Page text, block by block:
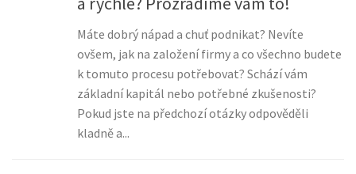
Máte dobrý nápad a chuť podnikat? Nevíte
ovšem, jak na založení firmy a co všechno budete
k tomuto procesu potřebovat? Schází vám
základní kapitál nebo potřebné zkušenosti?
Pokud jste na předchozí otázky odpověděli
kladně a...